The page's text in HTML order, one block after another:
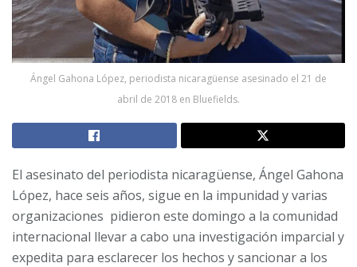
Ángel Gahona López, periodista nicaragüense asesinado el 21 de
abril de 2018 en Bluefields.
El asesinato del periodista nicaragüense, Ángel Gahona
López, hace seis años, sigue en la impunidad y varias
organizaciones pidieron este domingo a la comunidad
internacional llevar a cabo una investigación imparcial y
expedita para esclarecer los hechos y sancionar a los